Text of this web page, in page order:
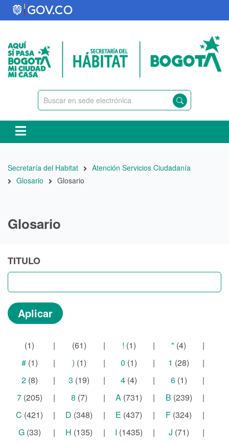
Pasar
al
principal
Ruta
de
Secretaría del Habitat
Atención Servicios Ciudadanía
Glosario
Glosario
Glosario
TITULO
(1) | (61) | ! (1) | " (4)
|
#(1) | ) (1) | 0 (1) | 1 (28)
|
2(8) | 3 (19) | 4 (4) | 6(1)
|
7(205) | 8 (7) | A (731) | B (239)
|
C (421) | D (348) | E (437) | F (324)
|
G(33) | H (135) | I (1435) | J (71)
|